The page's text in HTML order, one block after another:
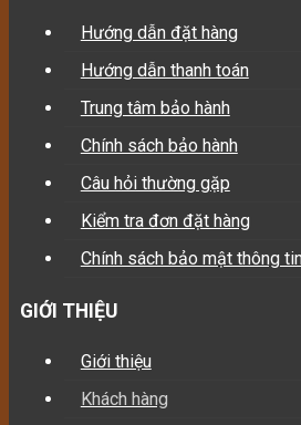
Hướng dẫn đặt hàng
Hướng dẫn thanh toán
Trung tâm bảo hành
Chính sách bảo hành
Câu hỏi thường gặp
Kiểm tra đơn đặt hàng
Chính sách bảo mật thông
GIỚI THIỆU
Giới thiệu
Khách hàng